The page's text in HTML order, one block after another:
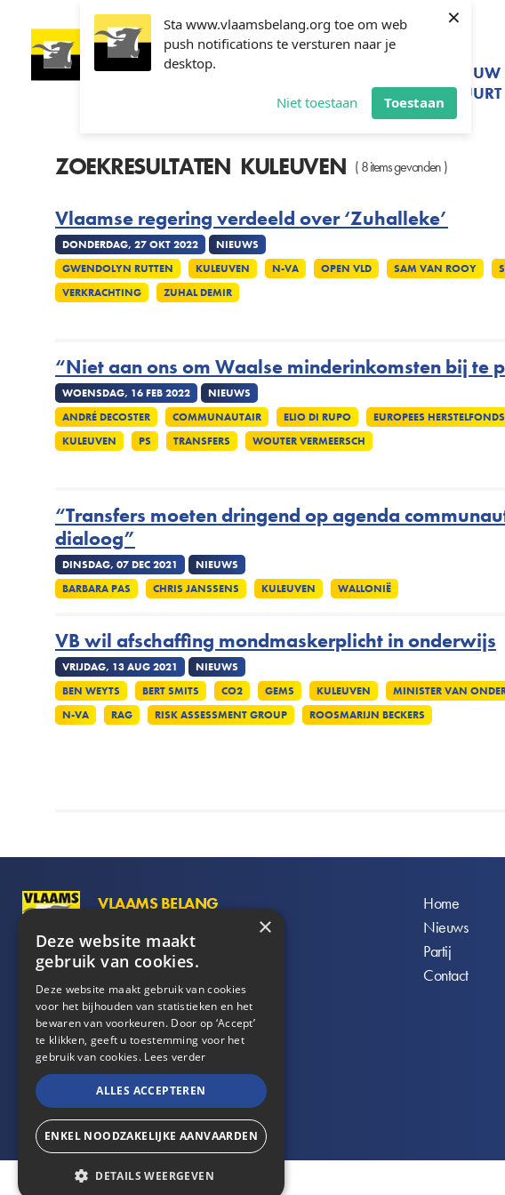
Sta www.vlaamsbelang.org toe om web
push notifications te versturen naar je
desktop.
Niet toestaan Toestaan
×
naar
inhoud
PARTIJ
IN UW
BUURT
ZOEKRESULTATEN KULEUVEN ( 8 items gevonden )
Vlaamse regering verdeeld over ‘Zuhalleke’
DONDERDAG, 27 OKT 2022
NIEUWS
GWENDOLYN RUTTEN
KULEUVEN N-VA OPEN VLD SAM VAN ROOY
VERKRACHTING
ZUHAL DEMIR
“Niet aan ons om Waalse minderinkomsten bij te
WOENSDAG, 16 FEB 2022
NIEUWS
ANDRÉ DECOSTER
COMMUNAUTAIR ELIO DI RUPO
EUROPEES HERSTELFONDS
KULEUVEN
PS TRANSFERS WOUTER VERMEERSCH
“Transfers moeten dringend op agenda
dialoog”
DINSDAG, 07 DEC 2021
NIEUWS
BARBARA PAS
CHRIS JANSSENS KULEUVEN WALLONIË
VB wil afschaffing mondmaskerplicht in onderwijs
VRIJDAG, 13 AUG 2021
NIEUWS
BEN WEYTS
BERT SMITS CO2 GEMS KULEUVEN
MINISTER VAN
N-VA
RAG RISK ASSESSMENT GROUP ROOSMARIJN BECKERS
VLAAMS BELANG
1000Brussel
02/ 219.60.09
info@vlaamsbelang.org
Voet
Home
Nieuws
Partij
Contact
×
Deze website maakt
gebruik van cookies.
Deze website maakt gebruik van cookies
voor het bijhouden van statistieken en het
bewaren van voorkeuren. Door op ‘Accept’
te klikken, geeft u toestemming voor het
gebruik van cookies. Lees verder
ALLES ACCEPTEREN
ENKEL NOODZAKELIJKE AANVAARDEN
DETAILS WEERGEVEN